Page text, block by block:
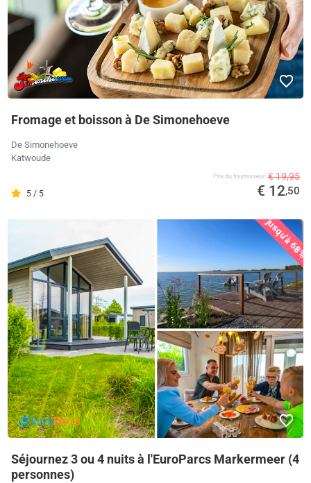
Fromage et boisson à De Simonehoeve
De Simonehoeve
Katwoude
5 / 5
Prix ​​du fournisseur € 19,95
€ 12,50
jusqu'à 68%
Séjournez 3 ou 4 nuits à l'EuroParcs Markermeer (4
personnes)